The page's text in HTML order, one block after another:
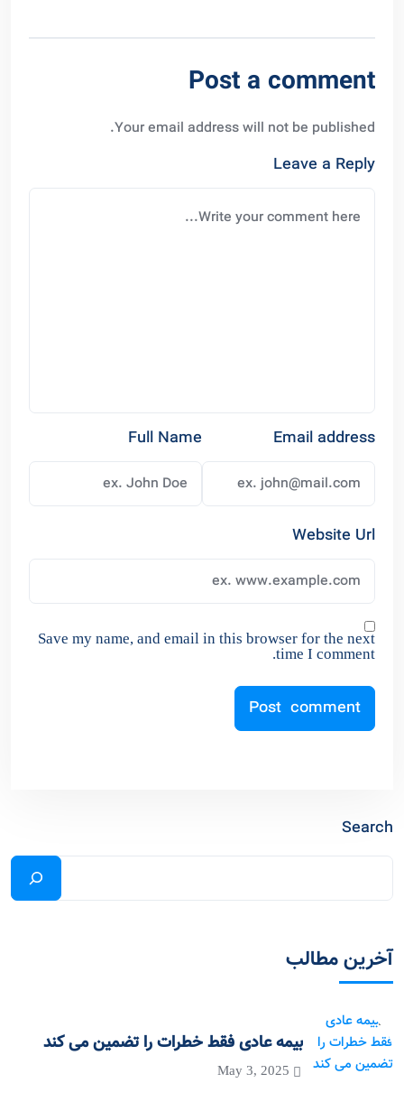
Post a comment
Your email address will not be published.
Leave a Reply
Full Name Email address
Website Url
Save my name, and email in this browser for the next
time I comment.
Search
آخرین مطالب
بیمه عادی فقط خطرات را تضمین می کند
May 3, 2025